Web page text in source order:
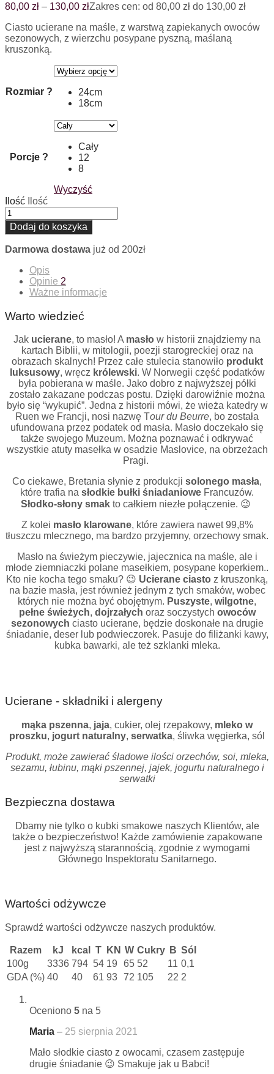
80,00 zł – 130,00 złZakres cen: od 80,00 zł do 130,00 zł
Ciasto ucierane na maśle, z warstwą zapiekanych owoców
sezonowych, z wierzchu posypane pyszną, maślaną
kruszonką.
Rozmiar ?
24cm
18cm
Porcje ?
Cały
12
8
Wyczyść
Ilość
Ilość
Dodaj do koszyka
Darmowa dostawa już od 200zł
Opis
Opinie 2
Ważne informacje
Warto wiedzieć
Jak ucierane, to masło! A masło w historii znajdziemy na
kartach Biblii, w mitologii, poezji starogreckiej oraz na
obrazach skalnych! Przez całe stulecia stanowiło produkt
luksusowy, wręcz królewski. W Norwegii część podatków
była pobierana w maśle. Jako dobro z najwyższej półki
zostało zakazane podczas postu. Dzięki darowiźnie można
było się “wykupić”. Jedna z historii mówi, że wieża katedry w
Ruen we Francji, nosi nazwę Tour du Beurre, bo została
ufundowana przez podatek od masła. Masło doczekało się
także swojego Muzeum. Można poznawać i odkrywać
wszystkie atuty masełka w osadzie Maslovice, na obrzeżach
Pragi.
Co ciekawe, Bretania słynie z produkcji solonego masła,
które trafia na słodkie bułki śniadaniowe Francuzów.
Słodko-słony smak to całkiem niezłe połączenie. 😉
Z kolei masło klarowane, które zawiera nawet 99,8%
tłuszczu mlecznego, ma bardzo przyjemny, orzechowy smak.
Masło na świeżym pieczywie, jajecznica na maśle, ale i
młode ziemniaczki polane masełkiem, posypane koperkiem..
Kto nie kocha tego smaku? 😉 Ucierane ciasto z kruszonką,
na bazie masła, jest również jednym z tych smaków, wobec
których nie można być obojętnym. Puszyste, wilgotne,
pełne świeżych, dojrzałych oraz soczystych owoców
sezonowych ciasto ucierane, będzie doskonałe na drugie
śniadanie, deser lub podwieczorek. Pasuje do filiżanki kawy,
kubka bawarki, ale też szklanki mleka.
Ucierane - składniki i alergeny
mąka pszenna, jaja, cukier, olej rzepakowy, mleko w
proszku, jogurt naturalny, serwatka, śliwka węgierka, sól
Produkt, może zawierać śladowe ilości orzechów, soi, mleka,
sezamu, łubinu, mąki pszennej, jajek, jogurtu naturalnego i
serwatki
Bezpieczna dostawa
Dbamy nie tylko o kubki smakowe naszych Klientów, ale
także o bezpieczeństwo! Każde zamówienie zapakowane
jest z najwyższą starannością, zgodnie z wymogami
Głównego Inspektoratu Sanitarnego.
Wartości odżywcze
Sprawdź wartości odżywcze naszych produktów.
Razem kJ kcal T KN W Cukry B Sól
100g
3336 794 54 19 65 52 11 0,1
GDA (%) 40 40 61 93 72 105 22 2
Oceniono 5 na 5
Maria – 25 sierpnia 2021
Mało słodkie ciasto z owocami, czasem zastępuje
drugie śniadanie 😉 Smakuje jak u Babci!